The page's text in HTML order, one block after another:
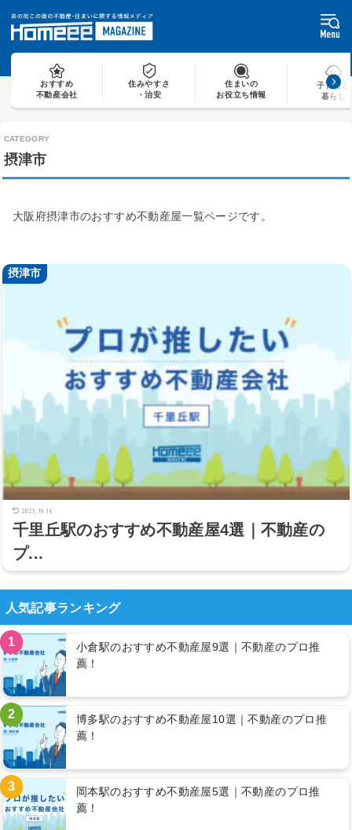
おすすめ
不動産会社
住みやすさ
・治安
住まいの
お役立ち情報
子育てと
暮らし
摂津市
大阪府摂津市のおすすめ不動産屋一覧ページです。
摂津市
千里丘駅のおすすめ不動産屋4選｜不動産の
プ...
2025.10.16
人気記事ランキング
1
小倉駅のおすすめ不動産屋9選｜不動産のプロ推
薦！
2
博多駅のおすすめ不動産屋10選｜不動産のプロ推
薦！
3
岡本駅のおすすめ不動産屋5選｜不動産のプロ推
薦！